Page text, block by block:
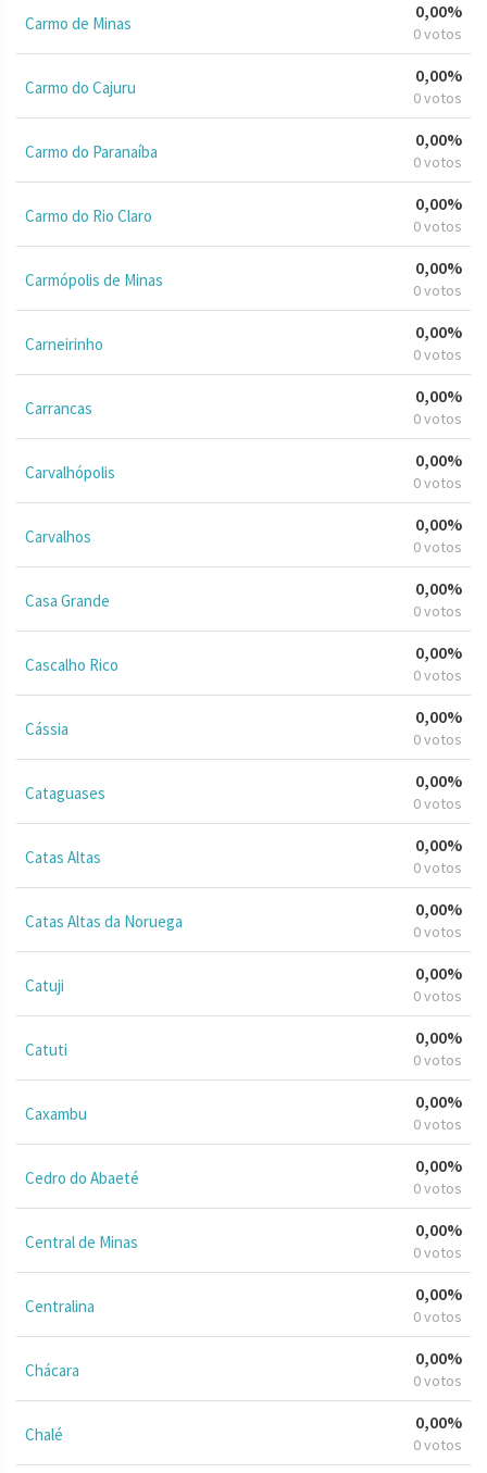
Carmo de Minas
0,00%
0 votos
Carmo do Cajuru
0,00%
0 votos
Carmo do Paranaíba
0,00%
0 votos
Carmo do Rio Claro
0,00%
0 votos
Carmópolis de Minas
0,00%
0 votos
Carneirinho
0,00%
0 votos
Carrancas
0,00%
0 votos
Carvalhópolis
0,00%
0 votos
Carvalhos
0,00%
0 votos
Casa Grande
0,00%
0 votos
Cascalho Rico
0,00%
0 votos
Cássia
0,00%
0 votos
Cataguases
0,00%
0 votos
Catas Altas
0,00%
0 votos
Catas Altas da Noruega
0,00%
0 votos
Catuji
0,00%
0 votos
Catuti
0,00%
0 votos
Caxambu
0,00%
0 votos
Cedro do Abaeté
0,00%
0 votos
Central de Minas
0,00%
0 votos
Centralina
0,00%
0 votos
Chácara
0,00%
0 votos
Chalé
0,00%
0 votos